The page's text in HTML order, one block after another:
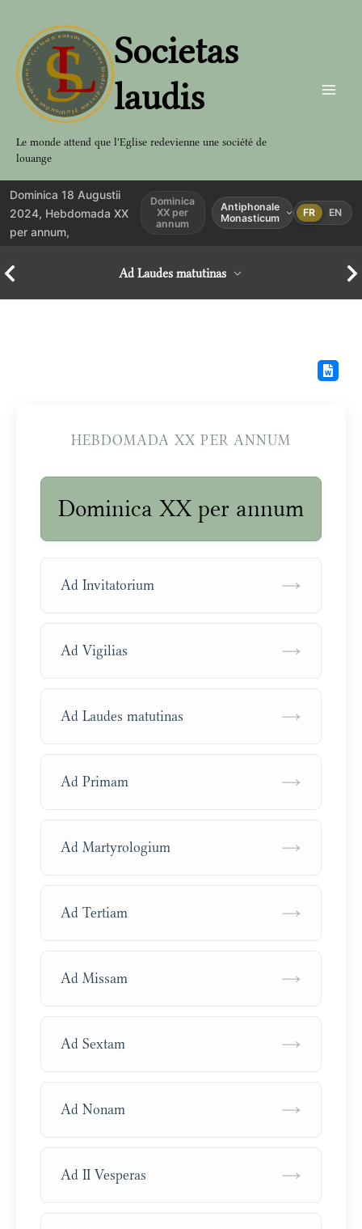
contenu
Societas
laudis
Le monde attend que l'Eglise redevienne une société de
louange
Dominica 18 Augustii
2024, Hebdomada XX
per annum,
Dominica
XX per
annum
Antiphonale
Monasticum
FR EN
Ad Laudes matutinas
HEBDOMADA XX PER ANNUM
Dominica XX per annum
Ad Invitatorium →
Ad Vigilias →
Ad Laudes matutinas →
Ad Primam →
Ad Martyrologium →
Ad Tertiam →
Ad Missam →
Ad Sextam →
Ad Nonam →
Ad II Vesperas →